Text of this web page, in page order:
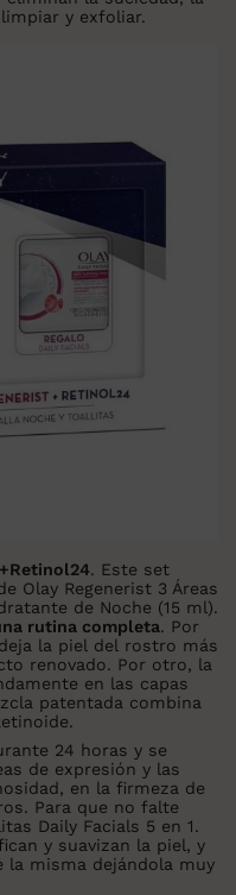
y exfoliar.
. Este set
Olay Regenerist 3 Áreas
de Noche (15 ml).
rutina completa. Por
la piel del rostro más
renovado. Por otro, la
en las capas
patentada combina
24 horas y se
de expresión y las
en la firmeza de
Para que no falte
Daily Facials 5 en 1.
y suavizan la piel, y
la misma dejándola muy